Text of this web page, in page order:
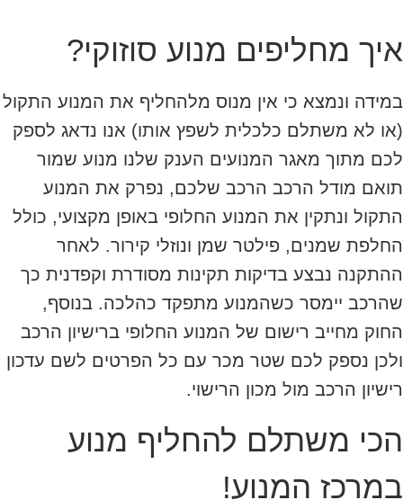
איך מחליפים מנוע סוזוקי?
במידה ונמצא כי אין מנוס מלהחליף את המנוע התקול
(או לא משתלם כלכלית לשפץ אותו) אנו נדאג לספק
לכם מתוך מאגר המנועים הענק שלנו מנוע שמור
תואם מודל הרכב הרכב שלכם, נפרק את המנוע
התקול ונתקין את המנוע החלופי באופן מקצועי, כולל
החלפת שמנים, פילטר שמן ונוזלי קירור. לאחר
ההתקנה נבצע בדיקות תקינות מסודרת וקפדנית כך
שהרכב יימסר כשהמנוע מתפקד כהלכה. בנוסף,
החוק מחייב רישום של המנוע החלופי ברישיון הרכב
ולכן נספק לכם שטר מכר עם כל הפרטים לשם עדכון
רישיון הרכב מול מכון הרישוי.
הכי משתלם להחליף מנוע
במרכז המנוע!